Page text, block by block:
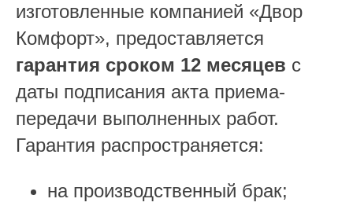
изготовленные компанией «Двор
Комфорт», предоставляется
гарантия сроком 12 месяцев с
даты подписания акта приема-
передачи выполненных работ.
Гарантия распространяется:
на производственный брак;